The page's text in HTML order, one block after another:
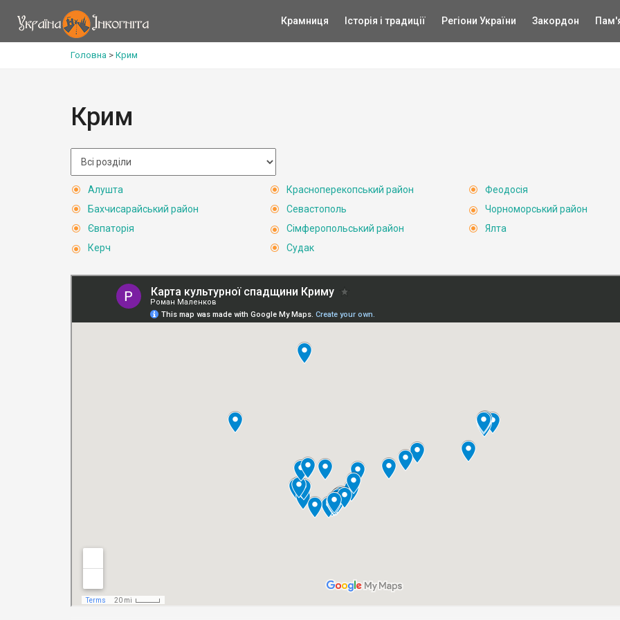
Крамниця Історія і традиції Регіони України Закордон
Головна > Крим
Крим
Алушта
Бахчисарайський район
Євпаторія
Керч
Красноперекопський район
Севастополь
Сімферопольський район
Судак
Феодосія
Чорноморський район
Ялта